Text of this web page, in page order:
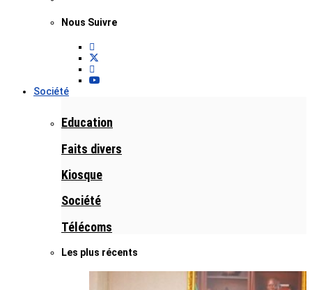
Nous Suivre
Société
Education
Faits divers
Kiosque
Société
Télécoms
Les plus récents